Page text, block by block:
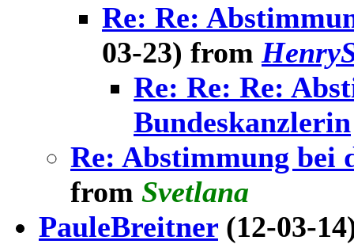
Re: Re:
03-23) from
Re: Re: Re:
Bundeskanzlerin
Re: Abstimmung bei
from Svetlana
PauleBreitner (12-03-